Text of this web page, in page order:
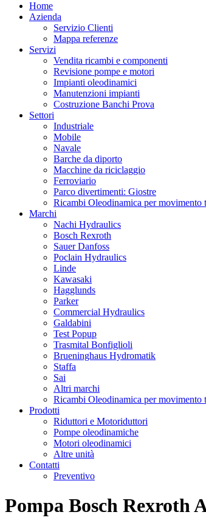
Home
Azienda
Servizio Clienti
Mappa referenze
Servizi
Vendita ricambi e componenti
Revisione pompe e motori
Impianti oleodinamici
Manutenzioni impianti
Costruzione Banchi Prova
Settori
Industriale
Mobile
Navale
Barche da diporto
Macchine da riciclaggio
Ferroviario
Parco divertimenti: Giostre
Ricambi Oleodinamica per movimento
Marchi
Nachi Hydraulics
Bosch Rexroth
Sauer Danfoss
Poclain Hydraulics
Linde
Kawasaki
Hagglunds
Parker
Commercial Hydraulics
Galdabini
Test Popup
Trasmital Bonfiglioli
Brueninghaus Hydromatik
Staffa
Sai
Altri marchi
Ricambi Oleodinamica per movimento
Prodotti
Riduttori e Motoriduttori
Pompe oleodinamiche
Motori oleodinamici
Altre unità
Contatti
Preventivo
Pompa Bosch Rexroth